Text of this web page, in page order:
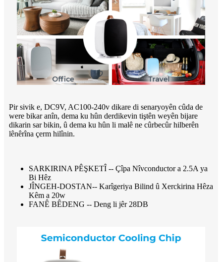
Pir sivik e, DC9V, AC100-240v dikare di senaryoyên cûda de
were bikar anîn, dema ku hûn derdikevin tiştên weyên bijare
dikarin sar bikin, û dema ku hûn li malê ne cûrbecûr hilberên
lênêrîna çerm hilînin.
SARKIRINA PÊŞKETÎ -- Çîpa Nîvconductor a 2.5A ya
Bi Hêz
JÎNGEH-DOSTAN-- Karîgeriya Bilind û Xerckirina Hêza
Kêm a 20w
FANÊ BÊDENG -- Deng li jêr 28DB